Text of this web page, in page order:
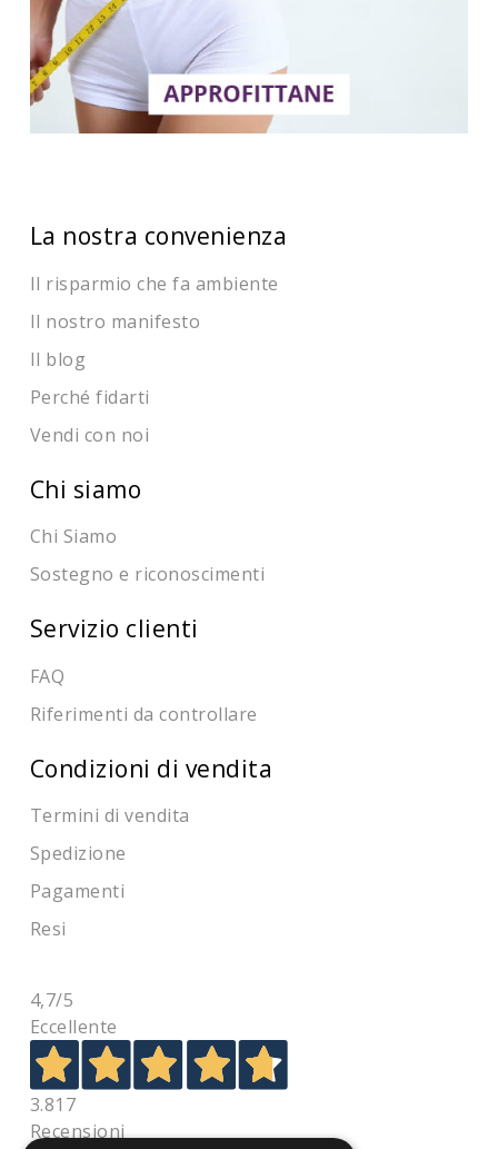
La nostra convenienza
Il risparmio che fa ambiente
Il nostro manifesto
Il blog
Perché fidarti
Vendi con noi
Chi siamo
Chi Siamo
Sostegno e riconoscimenti
Servizio clienti
FAQ
Riferimenti da controllare
Condizioni di vendita
Termini di vendita
Spedizione
Pagamenti
Resi
4,7/5
Eccellente
3.817
Recensioni